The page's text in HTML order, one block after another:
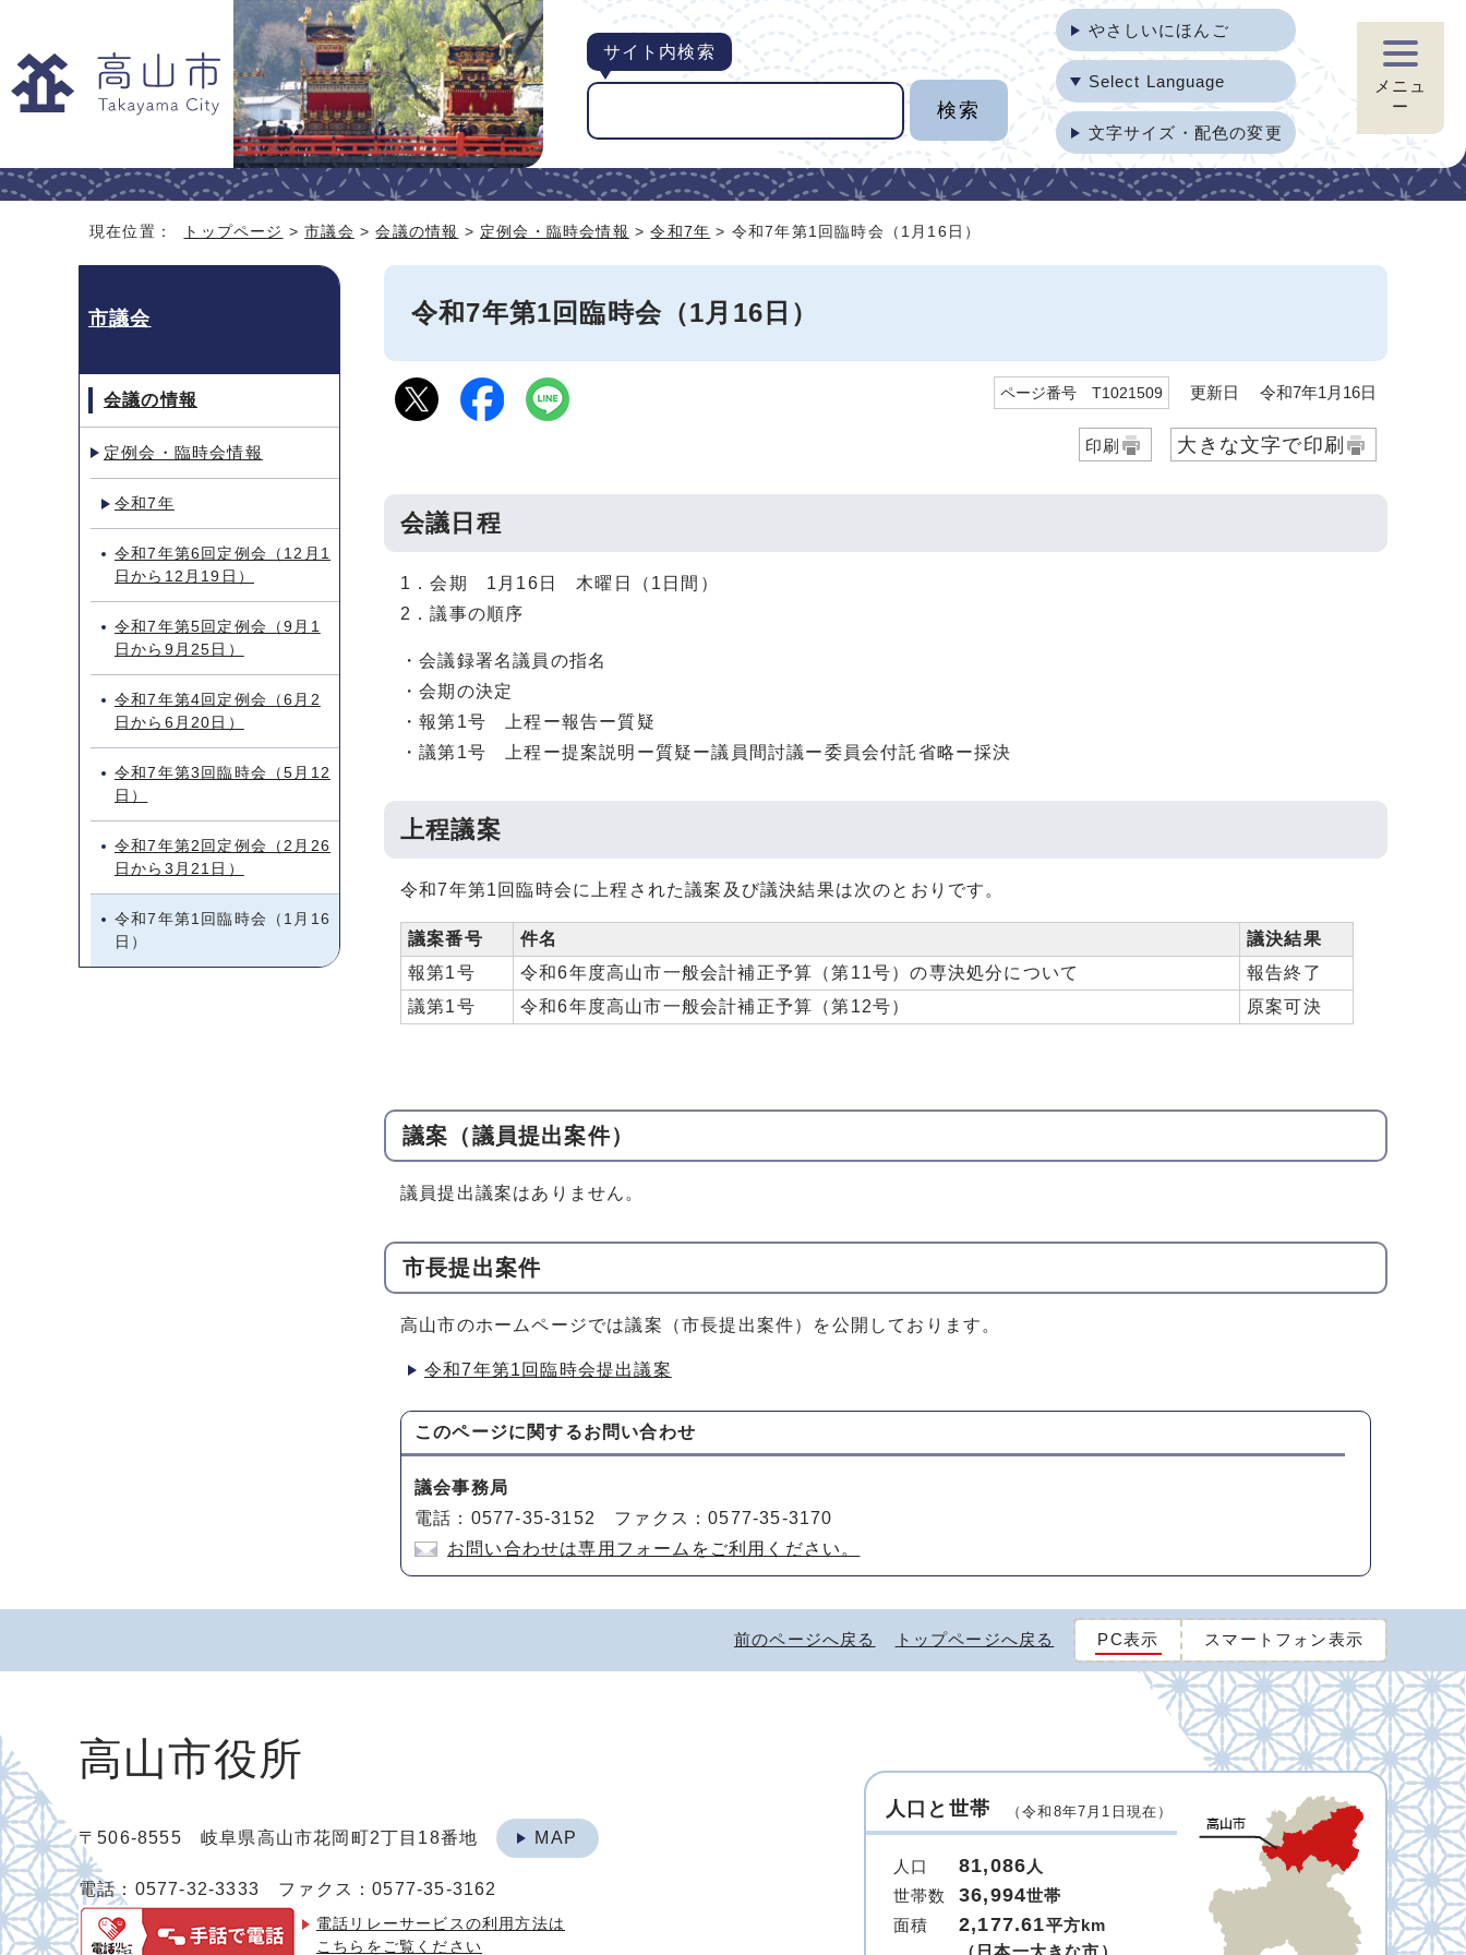
サイト内検索
やさしいにほんご
Select Language
文字サイズ・配色の変更
メニュ
ー
現在位置： トップページ >市議会 >会議の情報 > 定例会・臨時会情報 >令和7年 > 令和7年第1回臨時会（1月16日）
令和7年第1回臨時会（1月16日）
ページ番号 T1021509 更新日 令和7年1月16日
印刷 大きな文字で印刷
会議日程
1．会期 1月16日 木曜日（1日間）
2．議事の順序
・会議録署名議員の指名
・会期の決定
・報第1号 上程ー報告ー質疑
・議第1号 上程ー提案説明ー質疑ー議員間討議ー委員会付託省略ー採決
上程議案
令和7年第1回臨時会に上程された議案及び議決結果は次のとおりです。
議案番号 件名
議決結果
報第1号
令和6年度高山市一般会計補正予算（第11号）の専決処分について
報告終了
議第1号
令和6年度高山市一般会計補正予算（第12号） 原案可決
議案（議員提出案件）
議員提出議案はありません。
市長提出案件
高山市のホームページでは議案（市長提出案件）を公開しております。
令和7年第1回臨時会提出議案
このページに関するお問い合わせ
議会事務局
電話：0577-35-3152 ファクス：0577-35-3170
お問い合わせは専用フォームをご利用ください。
市議会
会議の情報
定例会・臨時会情報
令和7年
令和7年第6回定例会（12月1
日から12月19日）
令和7年第5回定例会（9月1
日から9月25日）
令和7年第4回定例会（6月2
日から6月20日）
令和7年第3回臨時会（5月12
日）
令和7年第2回定例会（2月26
日から3月21日）
令和7年第1回臨時会（1月16
日）
前のページへ戻る トップページへ戻る PC表示 スマートフォン表示
高山市役所
〒506-8555 岐阜県高山市花岡町2丁目18番地 MAP
電話：0577-32-3333 ファクス：0577-35-3162
電話リレーサービスの利用方法は
こちらをご覧ください
人口と世帯 （令和8年7月1日現在）
人口 81,086 人
世帯数
36,994世帯
面積
2,177.61平方km
（日本一大きな市）